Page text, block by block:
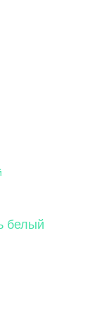
белый